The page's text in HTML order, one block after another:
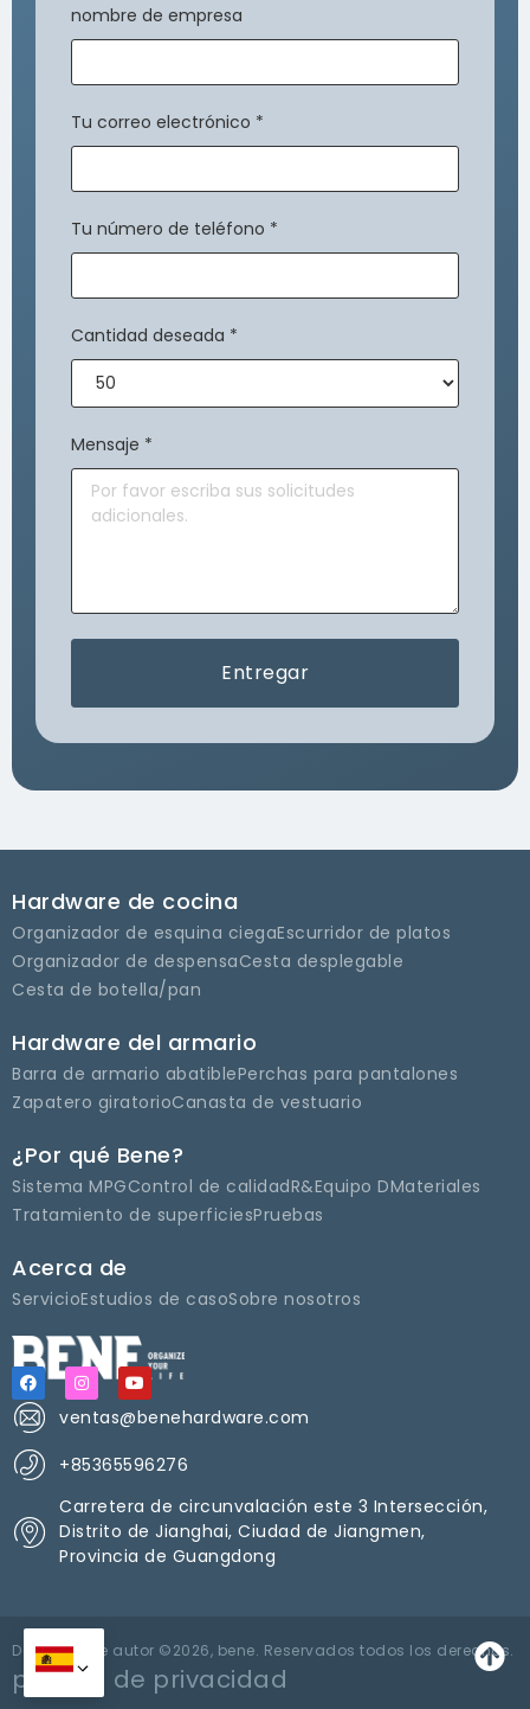
nombre de empresa
Tu correo electrónico *
Tu número de teléfono *
Cantidad deseada *
Mensaje *
Entregar
Hardware de cocina
Organizador de esquina ciegaEscurridor de platos
Organizador de despensaCesta desplegable
Cesta de botella/pan
Hardware del armario
Barra de armario abatiblePerchas para pantalones
Zapatero giratorioCanasta de vestuario
¿Por qué Bene?
Sistema MPGControl de calidadR&Equipo DMateriales
Tratamiento de superficiesPruebas
Acerca de
ServicioEstudios de casoSobre nosotros
ventas@benehardware.com
+85365596276
Carretera de circunvalación este 3 Intersección,
Distrito de Jianghai, Ciudad de Jiangmen,
Provincia de Guangdong
Derechos de autor ©2026, bene. Reservados todos los derechos.
política de privacidad